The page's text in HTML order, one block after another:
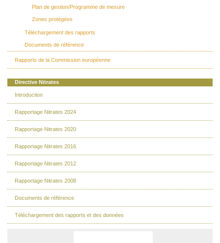
Plan de gestion/Programme de mesure
Zones protégées
Téléchargement des rapports
Documents de référence
Rapports de la Commission européenne
Directive Nitrates
Introduction
Rapportage Nitrates 2024
Rapportage Nitrates 2020
Rapportage Nitrates 2016
Rapportage Nitrates 2012
Rapportage Nitrates 2008
Documents de référence
Téléchargement des rapports et des données